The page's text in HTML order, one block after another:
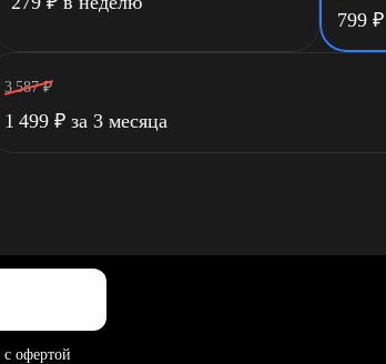
799 ₽
3 587 ₽
1 499 ₽ за 3 месяца
с офертой